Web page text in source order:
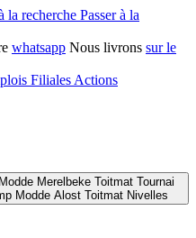
la recherche Passer à la
whatsapp Nous livrons sur le
Filiales Actions
Modde Merelbeke Toitmat Tournai
Modde Alost Toitmat Nivelles